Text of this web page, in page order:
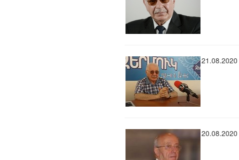
21.08.2020
20.08.2020